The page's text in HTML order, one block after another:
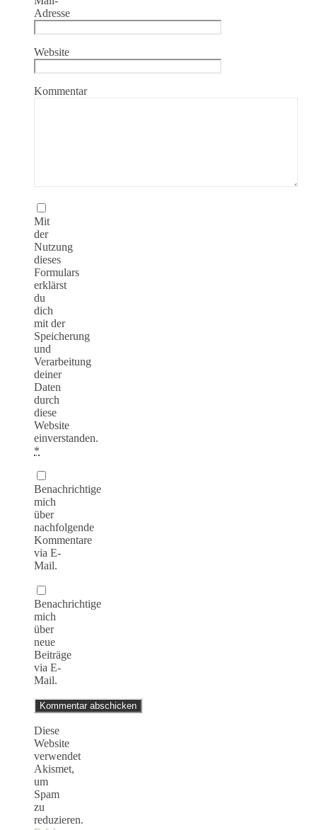
Adresse
Website
Kommentar
Mit
der
Nutzung
dieses
Formulars
erklärst
du
dich
mit der
Speicherung
und
Verarbeitung
deiner
Daten
durch
diese
Website
einverstanden.
*
Benachrichtige
mich
über
nachfolgende
Kommentare
via E-
Mail.
Benachrichtige
mich
über
neue
Beiträge
via E-
Mail.
Diese
Website
verwendet
Akismet,
um
Spam
zu
reduzieren.